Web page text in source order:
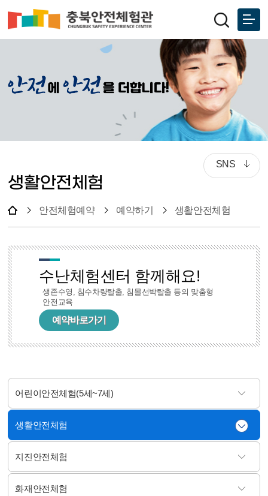
생활안전체험
안전체험예약 예약하기 생활안전체험
SNS
수난체험센터 함께해요!
생존수영, 침수차량탈출, 침몰선박탈출 등의 맞춤형
안전교육
예약바로가기
어린이안전체험(5세~7세)
생활안전체험
지진안전체험
화재안전체험